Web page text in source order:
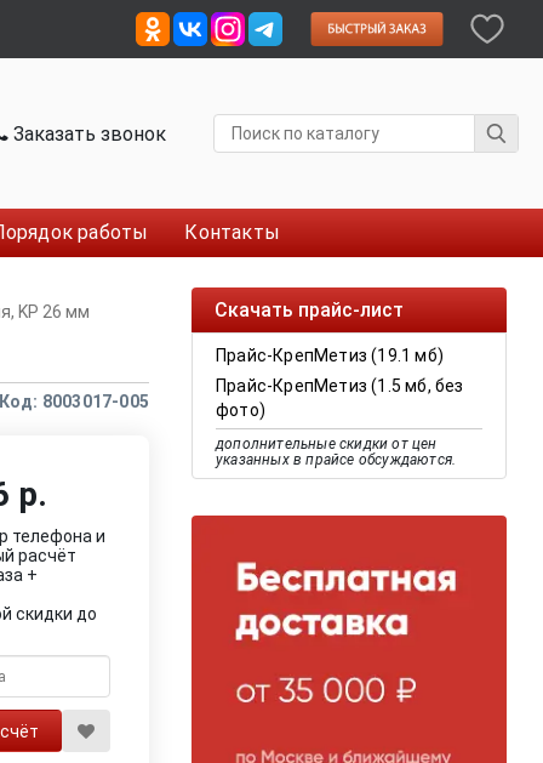
Заказать звонок
работы Контакты
Скачать прайс-лист
Прайс-КрепМетиз (19.1 мб)
Прайс-КрепМетиз (1.5 мб, без
фото)
дополнительные скидки от цен
указанных в прайсе обсуждаются.
KP 26 мм
Код: 8003017-005
р.
телефона и
расчёт
+
скидки до